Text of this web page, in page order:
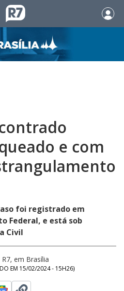
e com
foi registrado em
Federal, e está sob
Civil
em Brasília
EM 15/02/2024 - 15H26)